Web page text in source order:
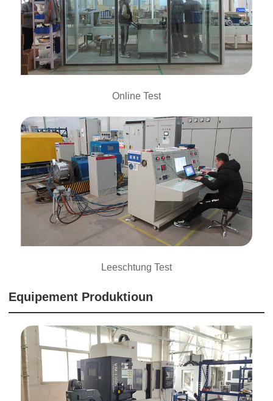
Online Test
Leeschtung Test
Equipement Produktioun